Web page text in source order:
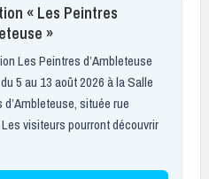
« Les Peintres
»
Les Peintres d’Ambleteuse
5 au 13 août 2026 à la Salle
située rue
visiteurs pourront découvrir